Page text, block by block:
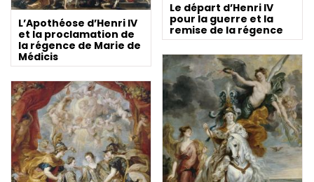
Le départ d’Henri IV
pour la guerre et la
remise de la régence
L’Apothéose d’Henri IV
et la proclamation de
la régence de Marie de
Médicis